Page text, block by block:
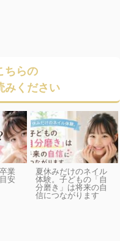
ちらの
みください
業
安
夏休みだけのネイル
体験。子どもの「自
分磨き」は将来の自
信につながります